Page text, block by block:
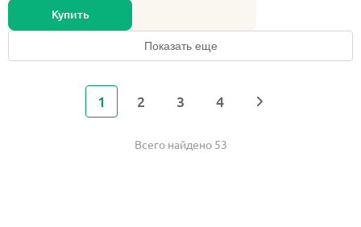
Купить
Показать еще
1 2 3 4
Всего найдено 53